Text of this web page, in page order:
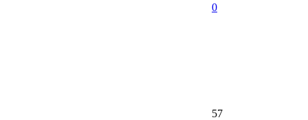
0
57